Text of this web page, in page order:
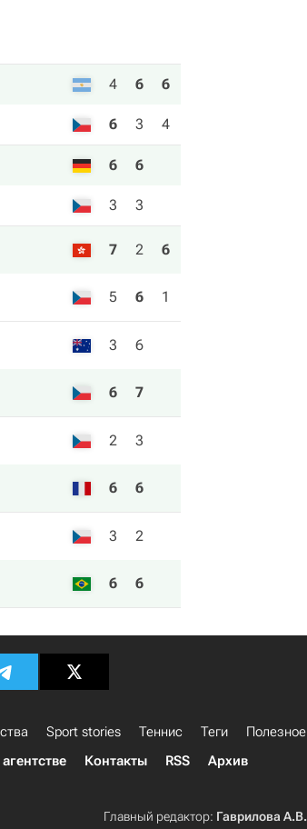
4 6 6
6 3 4
6 6
3 3
7 2 6
5 6 1
3 6
6 7
2 3
6 6
3 2
6 6
Sport stories Теннис Теги
Полезное
Контакты RSS Архив
Главный редактор: Гаврилова А.В.